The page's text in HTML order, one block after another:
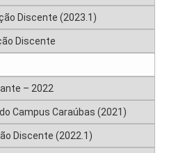
Discente (2023.1)
Discente
– 2022
do Campus Caraúbas (2021)
Discente (2022.1)